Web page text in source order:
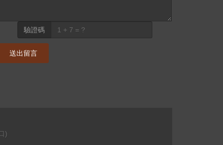
驗證碼
送出留言
)